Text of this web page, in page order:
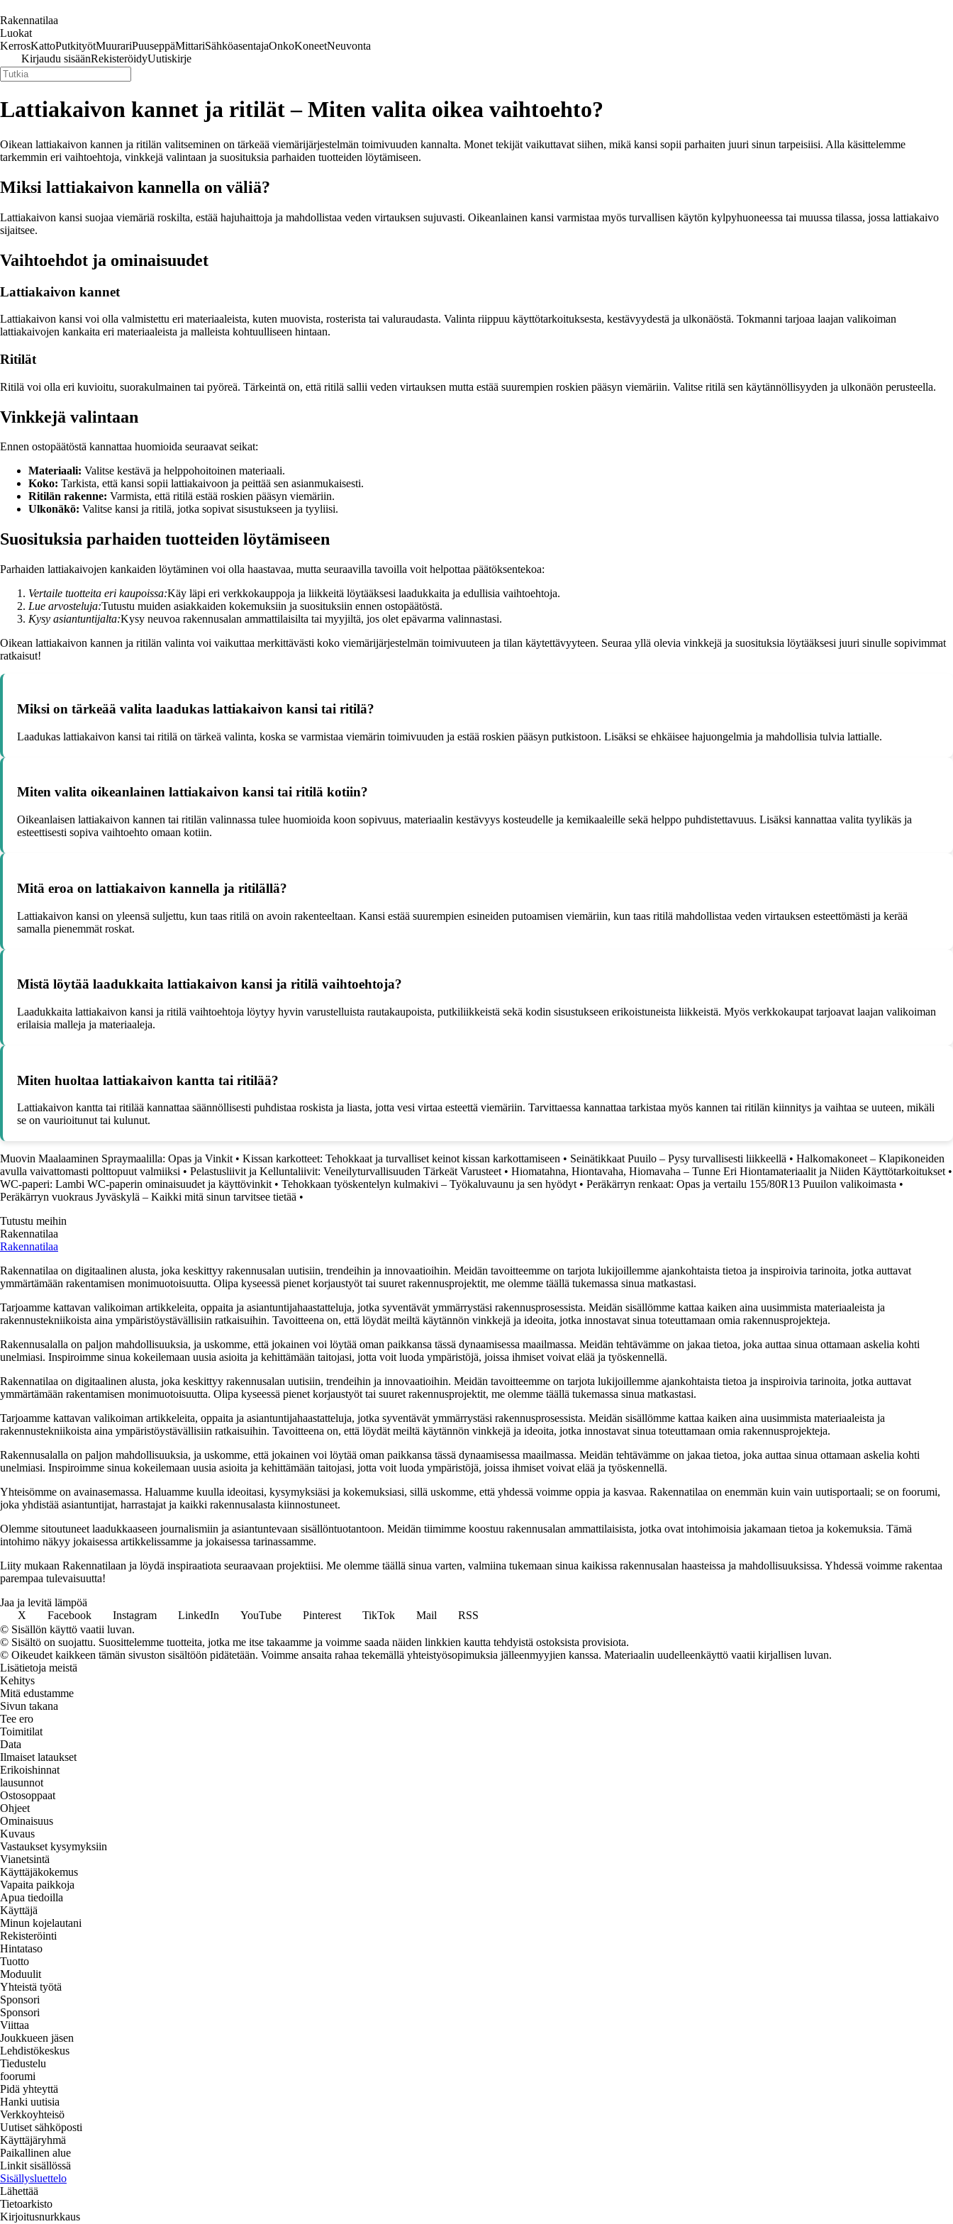
Rakennatilaa
Luokat
KerrosKattoPutkityötMuurariPuuseppäMittariSähköasentajaOnkoKoneetNeuvonta
Kirjaudu sisäänRekisteröidyUutiskirje
Lattiakaivon kannet ja ritilät – Miten valita oikea vaihtoehto?
Oikean lattiakaivon kannen ja ritilän valitseminen on tärkeää viemärijärjestelmän toimivuuden kannalta. Monet tekijät vaikuttavat siihen, mikä kansi sopii parhaiten juuri sinun tarpeisiisi. Alla käsittelemme
tarkemmin eri vaihtoehtoja, vinkkejä valintaan ja suosituksia parhaiden tuotteiden löytämiseen.
Miksi lattiakaivon kannella on väliä?
Lattiakaivon kansi suojaa viemäriä roskilta, estää hajuhaittoja ja mahdollistaa veden virtauksen sujuvasti. Oikeanlainen kansi varmistaa myös turvallisen käytön kylpyhuoneessa tai muussa tilassa, jossa lattiakaivo
sijaitsee.
Vaihtoehdot ja ominaisuudet
Lattiakaivon kannet
Lattiakaivon kansi voi olla valmistettu eri materiaaleista, kuten muovista, rosterista tai valuraudasta. Valinta riippuu käyttötarkoituksesta, kestävyydestä ja ulkonäöstä. Tokmanni tarjoaa laajan valikoiman
lattiakaivojen kankaita eri materiaaleista ja malleista kohtuulliseen hintaan.
Ritilät
Ritilä voi olla eri kuvioitu, suorakulmainen tai pyöreä. Tärkeintä on, että ritilä sallii veden virtauksen mutta estää suurempien roskien pääsyn viemäriin. Valitse ritilä sen käytännöllisyyden ja ulkonäön perusteella.
Vinkkejä valintaan
Ennen ostopäätöstä kannattaa huomioida seuraavat seikat:
Materiaali: Valitse kestävä ja helppohoitoinen materiaali.
Koko: Tarkista, että kansi sopii lattiakaivoon ja peittää sen asianmukaisesti.
Ritilän rakenne: Varmista, että ritilä estää roskien pääsyn viemäriin.
Ulkonäkö: Valitse kansi ja ritilä, jotka sopivat sisustukseen ja tyyliisi.
Suosituksia parhaiden tuotteiden löytämiseen
Parhaiden lattiakaivojen kankaiden löytäminen voi olla haastavaa, mutta seuraavilla tavoilla voit helpottaa päätöksentekoa:
Vertaile tuotteita eri kaupoissa:Käy läpi eri verkkokauppoja ja liikkeitä löytääksesi laadukkaita ja edullisia vaihtoehtoja.
Lue arvosteluja:Tutustu muiden asiakkaiden kokemuksiin ja suosituksiin ennen ostopäätöstä.
Kysy asiantuntijalta:Kysy neuvoa rakennusalan ammattilaisilta tai myyjiltä, jos olet epävarma valinnastasi.
Oikean lattiakaivon kannen ja ritilän valinta voi vaikuttaa merkittävästi koko viemärijärjestelmän toimivuuteen ja tilan käytettävyyteen. Seuraa yllä olevia vinkkejä ja suosituksia löytääksesi juuri sinulle sopivimmat
ratkaisut!
Miksi on tärkeää valita laadukas lattiakaivon kansi tai ritilä?
Laadukas lattiakaivon kansi tai ritilä on tärkeä valinta, koska se varmistaa viemärin toimivuuden ja estää roskien pääsyn putkistoon. Lisäksi se ehkäisee hajuongelmia ja mahdollisia tulvia lattialle.
Miten valita oikeanlainen lattiakaivon kansi tai ritilä kotiin?
Oikeanlaisen lattiakaivon kannen tai ritilän valinnassa tulee huomioida koon sopivuus, materiaalin kestävyys kosteudelle ja kemikaaleille sekä helppo puhdistettavuus. Lisäksi kannattaa valita tyylikäs ja
esteettisesti sopiva vaihtoehto omaan kotiin.
Mitä eroa on lattiakaivon kannella ja ritilällä?
Lattiakaivon kansi on yleensä suljettu, kun taas ritilä on avoin rakenteeltaan. Kansi estää suurempien esineiden putoamisen viemäriin, kun taas ritilä mahdollistaa veden virtauksen esteettömästi ja kerää
samalla pienemmät roskat.
Mistä löytää laadukkaita lattiakaivon kansi ja ritilä vaihtoehtoja?
Laadukkaita lattiakaivon kansi ja ritilä vaihtoehtoja löytyy hyvin varustelluista rautakaupoista, putkiliikkeistä sekä kodin sisustukseen erikoistuneista liikkeistä. Myös verkkokaupat tarjoavat laajan valikoiman
erilaisia malleja ja materiaaleja.
Miten huoltaa lattiakaivon kantta tai ritilää?
Lattiakaivon kantta tai ritilää kannattaa säännöllisesti puhdistaa roskista ja liasta, jotta vesi virtaa esteettä viemäriin. Tarvittaessa kannattaa tarkistaa myös kannen tai ritilän kiinnitys ja vaihtaa se uuteen, mikäli
se on vaurioitunut tai kulunut.
Muovin Maalaaminen Spraymaalilla: Opas ja Vinkit• Kissan karkotteet: Tehokkaat ja turvalliset keinot kissan karkottamiseen • Seinätikkaat Puuilo – Pysy turvallisesti liikkeellä • Halkomakoneet – Klapikoneiden
avulla vaivattomasti polttopuut valmiiksi • Pelastusliivit ja Kelluntaliivit: Veneilyturvallisuuden Tärkeät Varusteet• Hiomatahna, Hiontavaha, Hiomavaha – Tunne Eri Hiontamateriaalit ja Niiden Käyttötarkoitukset•
WC-paperi: Lambi WC-paperin ominaisuudet ja käyttövinkit• Tehokkaan työskentelyn kulmakivi – Työkaluvaunu ja sen hyödyt• Peräkärryn renkaat: Opas ja vertailu 155/80R13 Puuilon valikoimasta •
Peräkärryn vuokraus Jyväskylä – Kaikki mitä sinun tarvitsee tietää •
Tutustu meihin
Rakennatilaa
Rakennatilaa
Rakennatilaa on digitaalinen alusta, joka keskittyy rakennusalan uutisiin, trendeihin ja innovaatioihin. Meidän tavoitteemme on tarjota lukijoillemme ajankohtaista tietoa ja inspiroivia tarinoita, jotka auttavat
ymmärtämään rakentamisen monimuotoisuutta. Olipa kyseessä pienet korjaustyöt tai suuret rakennusprojektit, me olemme täällä tukemassa sinua matkastasi.
Tarjoamme kattavan valikoiman artikkeleita, oppaita ja asiantuntijahaastatteluja, jotka syventävät ymmärrystäsi rakennusprosessista. Meidän sisällömme kattaa kaiken aina uusimmista materiaaleista ja
rakennustekniikoista aina ympäristöystävällisiin ratkaisuihin. Tavoitteena on, että löydät meiltä käytännön vinkkejä ja ideoita, jotka innostavat sinua toteuttamaan omia rakennusprojekteja.
Rakennusalalla on paljon mahdollisuuksia, ja uskomme, että jokainen voi löytää oman paikkansa tässä dynaamisessa maailmassa. Meidän tehtävämme on jakaa tietoa, joka auttaa sinua ottamaan askelia kohti
unelmiasi. Inspiroimme sinua kokeilemaan uusia asioita ja kehittämään taitojasi, jotta voit luoda ympäristöjä, joissa ihmiset voivat elää ja työskennellä.
Rakennatilaa on digitaalinen alusta, joka keskittyy rakennusalan uutisiin, trendeihin ja innovaatioihin. Meidän tavoitteemme on tarjota lukijoillemme ajankohtaista tietoa ja inspiroivia tarinoita, jotka auttavat
ymmärtämään rakentamisen monimuotoisuutta. Olipa kyseessä pienet korjaustyöt tai suuret rakennusprojektit, me olemme täällä tukemassa sinua matkastasi.
Tarjoamme kattavan valikoiman artikkeleita, oppaita ja asiantuntijahaastatteluja, jotka syventävät ymmärrystäsi rakennusprosessista. Meidän sisällömme kattaa kaiken aina uusimmista materiaaleista ja
rakennustekniikoista aina ympäristöystävällisiin ratkaisuihin. Tavoitteena on, että löydät meiltä käytännön vinkkejä ja ideoita, jotka innostavat sinua toteuttamaan omia rakennusprojekteja.
Rakennusalalla on paljon mahdollisuuksia, ja uskomme, että jokainen voi löytää oman paikkansa tässä dynaamisessa maailmassa. Meidän tehtävämme on jakaa tietoa, joka auttaa sinua ottamaan askelia kohti
unelmiasi. Inspiroimme sinua kokeilemaan uusia asioita ja kehittämään taitojasi, jotta voit luoda ympäristöjä, joissa ihmiset voivat elää ja työskennellä.
Yhteisömme on avainasemassa. Haluamme kuulla ideoitasi, kysymyksiäsi ja kokemuksiasi, sillä uskomme, että yhdessä voimme oppia ja kasvaa. Rakennatilaa on enemmän kuin vain uutisportaali; se on foorumi,
joka yhdistää asiantuntijat, harrastajat ja kaikki rakennusalasta kiinnostuneet.
Olemme sitoutuneet laadukkaaseen journalismiin ja asiantuntevaan sisällöntuotantoon. Meidän tiimimme koostuu rakennusalan ammattilaisista, jotka ovat intohimoisia jakamaan tietoa ja kokemuksia. Tämä
intohimo näkyy jokaisessa artikkelissamme ja jokaisessa tarinassamme.
Liity mukaan Rakennatilaan ja löydä inspiraatiota seuraavaan projektiisi. Me olemme täällä sinua varten, valmiina tukemaan sinua kaikissa rakennusalan haasteissa ja mahdollisuuksissa. Yhdessä voimme rakentaa
parempaa tulevaisuutta!
Jaa ja levitä lämpöä
X
Facebook Instagram LinkedIn YouTube Pinterest TikTok Mail
RSS
© Sisällön käyttö vaatii luvan.
© Sisältö on suojattu. Suosittelemme tuotteita, jotka me itse takaamme ja voimme saada näiden linkkien kautta tehdyistä ostoksista provisiota.
© Oikeudet kaikkeen tämän sivuston sisältöön pidätetään. Voimme ansaita rahaa tekemällä yhteistyösopimuksia jälleenmyyjien kanssa. Materiaalin uudelleenkäyttö vaatii kirjallisen luvan.
Lisätietoja meistä
Kehitys
Mitä edustamme
Sivun takana
Tee ero
Toimitilat
Data
Ilmaiset lataukset
Erikoishinnat
lausunnot
Ostosoppaat
Ohjeet
Ominaisuus
Kuvaus
Vastaukset kysymyksiin
Vianetsintä
Käyttäjäkokemus
Vapaita paikkoja
Apua tiedoilla
Käyttäjä
Minun kojelautani
Rekisteröinti
Hintataso
Tuotto
Moduulit
Yhteistä työtä
Sponsori
Sponsori
Viittaa
Joukkueen jäsen
Lehdistökeskus
Tiedustelu
foorumi
Pidä yhteyttä
Hanki uutisia
Verkkoyhteisö
Uutiset sähköposti
Käyttäjäryhmä
Paikallinen alue
Linkit sisällössä
Sisällysluettelo
Lähettää
Tietoarkisto
Kirjoitusnurkkaus